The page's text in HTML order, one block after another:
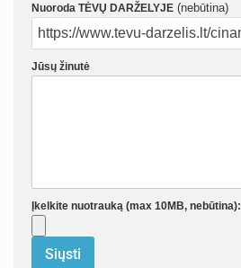
Nuoroda TĖVŲ DARŽELYJE (nebūtina)
Jūsų žinutė
Įkelkite nuotrauką (max 10MB, nebūtina):